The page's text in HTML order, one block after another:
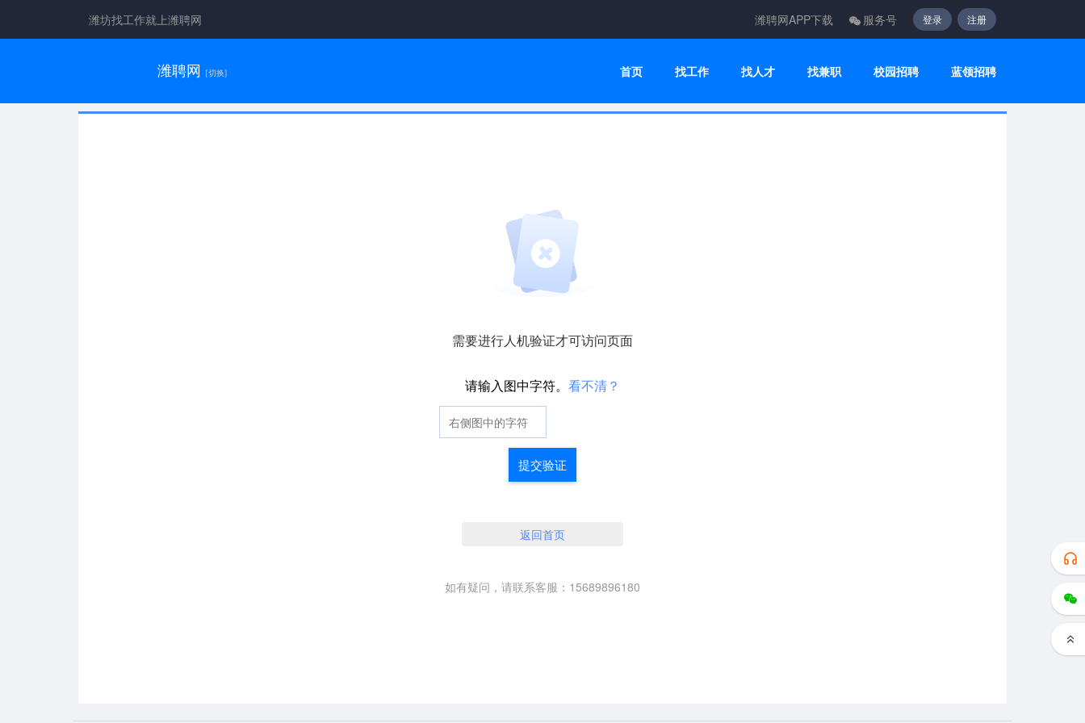
潍坊找工作就上潍聘网 潍聘网APP下载 服务号 登录 注册
潍聘网 [切换] 首页 找工作 找人才 找兼职 校园招聘 蓝领招聘
需要进行人机验证才可访问页面
请输入图中字符。 看不清？
提交验证
返回首页
如有疑问，请联系客服：15689896180